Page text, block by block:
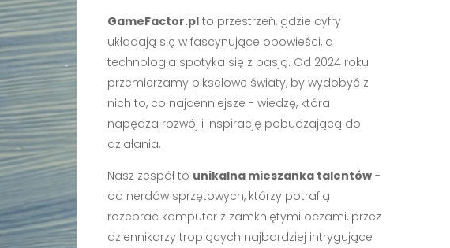
GameFactor.plto przestrzeń, gdzie cyfry
układają się w fascynujące opowieści, a
technologia spotyka się z pasją. Od 2024 roku
przemierzamy pikselowe światy, by wydobyć z
nich to, co najcenniejsze - wiedzę, która
napędza rozwój i inspirację pobudzającą do
działania.
Nasz zespół to unikalna mieszanka talentów-
od nerdów sprzętowych, którzy potrafią
rozebrać komputer z zamkniętymi oczami, przez
dziennikarzy tropiących najbardziej intrygujące